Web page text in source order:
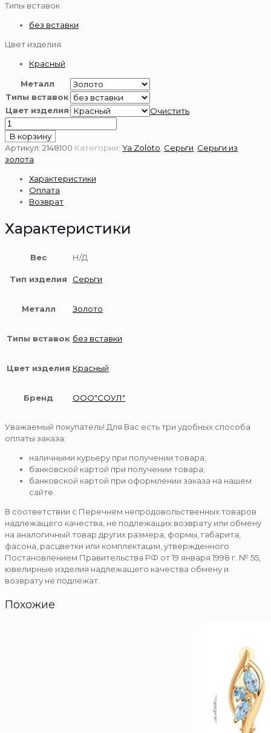
Типы вставок
без вставки
Цвет изделия
Красный
Металл
Типы вставок
Цвет изделия
Очистить
Количество
товара
Серьги
из
пробы
В корзину
Артикул: 2148100 Категории: Ya Zoloto Серьги Серьги из
золота
Характеристики
Оплата
Возврат
Характеристики
Вес Н/Д
Тип изделия Серьги
Металл Золото
Типы вставок без вставки
Цвет изделия Красный
Бренд ООО"СОУЛ"
Уважаемый покупатель! Для Вас есть три удобных способа
оплаты заказа:
наличными курьеру при получении товара;
банковской картой при получении товара;
банковской картой при оформлении заказа на нашем
сайте.
В соответствии с Перечнем непродовольственных товаров
надлежащего качества, не подлежащих возврату или обмену
на аналогичный товар других размера, формы, габарита,
фасона, расцветки или комплектации, утвержденного
Постановлением Правительства РФ от 19 января 1998 г. № 55,
ювелирные изделия надлежащего качества обмену и
возврату не подлежат.
Похожие